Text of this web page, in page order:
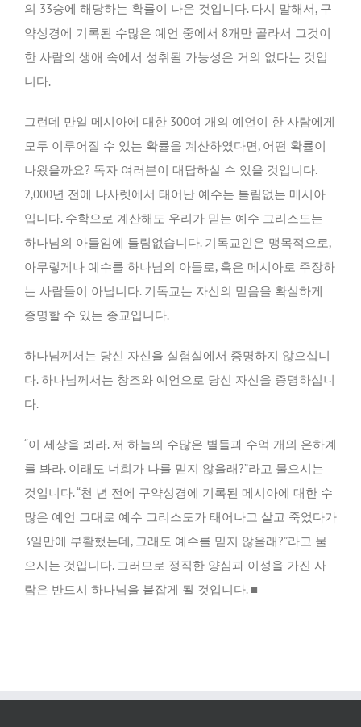
의 33승에 해당하는 확률이 나온 것입니다. 다시 말해서, 구
약성경에 기록된 수많은 예언 중에서 8개만 골라서 그것이
한 사람의 생애 속에서 성취될 가능성은 거의 없다는 것입
니다.
그런데 만일 메시아에 대한 300여 개의 예언이 한 사람에게
모두 이루어질 수 있는 확률을 계산하였다면, 어떤 확률이
나왔을까요? 독자 여러분이 대답하실 수 있을 것입니다.
2,000년 전에 나사렛에서 태어난 예수는 틀림없는 메시아
입니다. 수학으로 계산해도 우리가 믿는 예수 그리스도는
하나님의 아들임에 틀림없습니다. 기독교인은 맹목적으로,
아무렇게나 예수를 하나님의 아들로, 혹은 메시아로 주장하
는 사람들이 아닙니다. 기독교는 자신의 믿음을 확실하게
증명할 수 있는 종교입니다.
하나님께서는 당신 자신을 실험실에서 증명하지 않으십니
다. 하나님께서는 창조와 예언으로 당신 자신을 증명하십니
다.
“이 세상을 봐라. 저 하늘의 수많은 별들과 수억 개의 은하계
를 봐라. 이래도 너희가 나를 믿지 않을래?”라고 물으시는
것입니다. “천 년 전에 구약성경에 기록된 메시아에 대한 수
많은 예언 그대로 예수 그리스도가 태어나고 살고 죽었다가
3일만에 부활했는데, 그래도 예수를 믿지 않을래?”라고 물
으시는 것입니다. 그러므로 정직한 양심과 이성을 가진 사
람은 반드시 하나님을 붙잡게 될 것입니다. ■